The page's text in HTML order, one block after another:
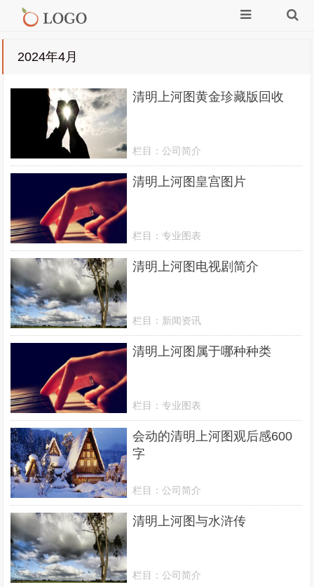
2024年4月
清明上河图黄金珍藏版回收
栏目：公司简介
清明上河图皇宫图片
栏目：专业图表
清明上河图电视剧简介
栏目： 新闻资讯
清明上河图属于哪种种类
栏目：专业图表
会动的清明上河图观后感600
字
栏目：公司简介
清明上河图与水浒传
栏目：公司简介